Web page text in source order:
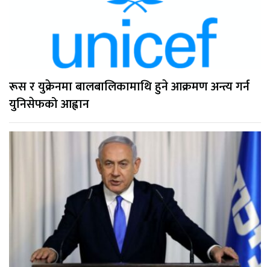
रूस र युक्रेनमा बालबालिकामाथि हुने आक्रमण अन्त्य गर्न
युनिसेफको आह्वान